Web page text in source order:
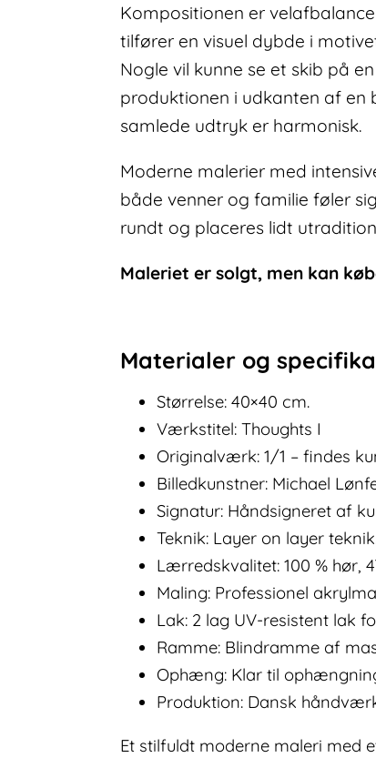
Kompositionen er
tilfører en visuel dybde i
Nogle vil kunne se et skib på
produktionen i udkanten af en
samlede udtryk er harmonisk.
Moderne malerier med
både venner og familie føler
rundt og placeres lidt
Maleriet er solgt, men kan
Materialer og
Størrelse: 40×40 cm.
Værkstitel: Thoughts I
Originalværk: 1/1 – findes
Billedkunstner: Michael
Signatur: Håndsigneret af
Teknik: Layer on layer
Lærredskvalitet: 100 %
Maling: Professionel
Lak: 2 lag UV-resistent lak
Ramme: Blindramme af
Ophæng: Klar til
Produktion: Dansk
Et stilfuldt moderne maleri med